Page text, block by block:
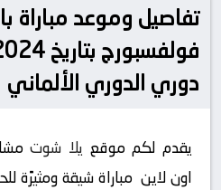
تفاصيل وموعد مباراة
دوري الدوري الألماني
يقدم لكم موقع يلا شوت
اون لاين مباراة شيقة